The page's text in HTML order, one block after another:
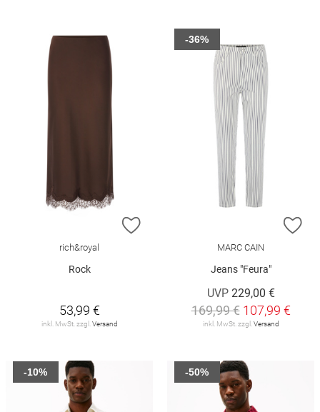
ZUR WUNSCHLISTE HINZUFÜGEN
rich&royal
Rock
53,99 €
inkl. MwSt. zzgl. Versand
MARC CAIN
Jeans "Feura"
UVP 229,00 €
169,99 € 107,99 €
inkl. MwSt. zzgl. Versand
-36%
-10% -50%